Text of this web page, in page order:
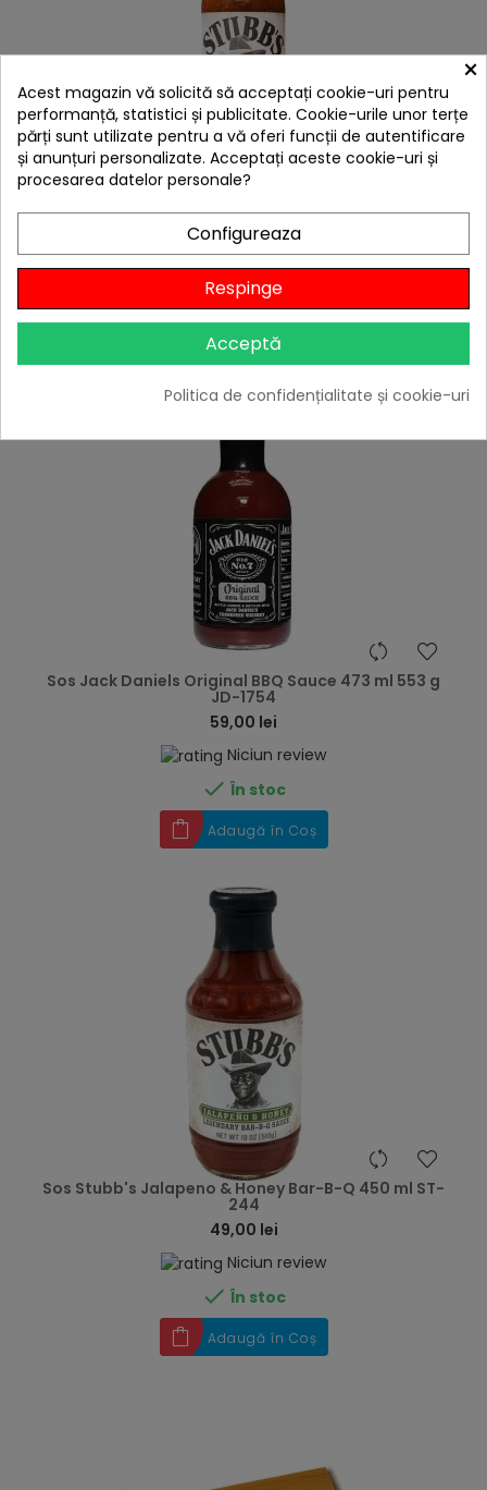
Sos Stubb's Chicken Marinade 330 ml 340 g ST-207
49,00 lei
Niciun review
În stoc
Adaugă în Coș
Sos Jack Daniels Original BBQ Sauce 473 ml 553 g
JD-1754
59,00 lei
Niciun review
 În stoc
Adaugă în Coș
Sos Stubb's Jalapeno & Honey Bar-B-Q 450 ml ST-
244
49,00 lei
Niciun review
 În stoc
Adaugă în Coș
×
Acest magazin vă solicită să acceptați cookie-uri pentru
performanță, statistici și publicitate. Cookie-urile unor terțe
părți sunt utilizate pentru a vă oferi funcții de autentificare
și anunțuri personalizate. Acceptați aceste cookie-uri și
procesarea datelor personale?
Configureaza
Respinge
Acceptă
Politica de confidențialitate și cookie-uri